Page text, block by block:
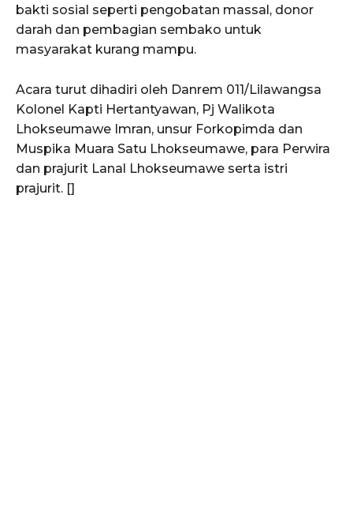
SUBSCRIBE NOW
Menu
News
Foto
bakti sosial seperti pengobatan massal, donor
darah dan pembagian sembako untuk
masyarakat kurang mampu.
Acara turut dihadiri oleh Danrem 011/Lilawangsa
Kolonel Kapti Hertantyawan, Pj Walikota
Lhokseumawe Imran, unsur Forkopimda dan
Muspika Muara Satu Lhokseumawe, para Perwira
dan prajurit Lanal Lhokseumawe serta istri
prajurit. []